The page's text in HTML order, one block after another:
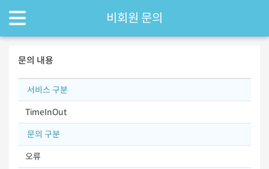
비회원 문의
문의 내용
서비스 구분
TimeInOut
문의 구분
오류